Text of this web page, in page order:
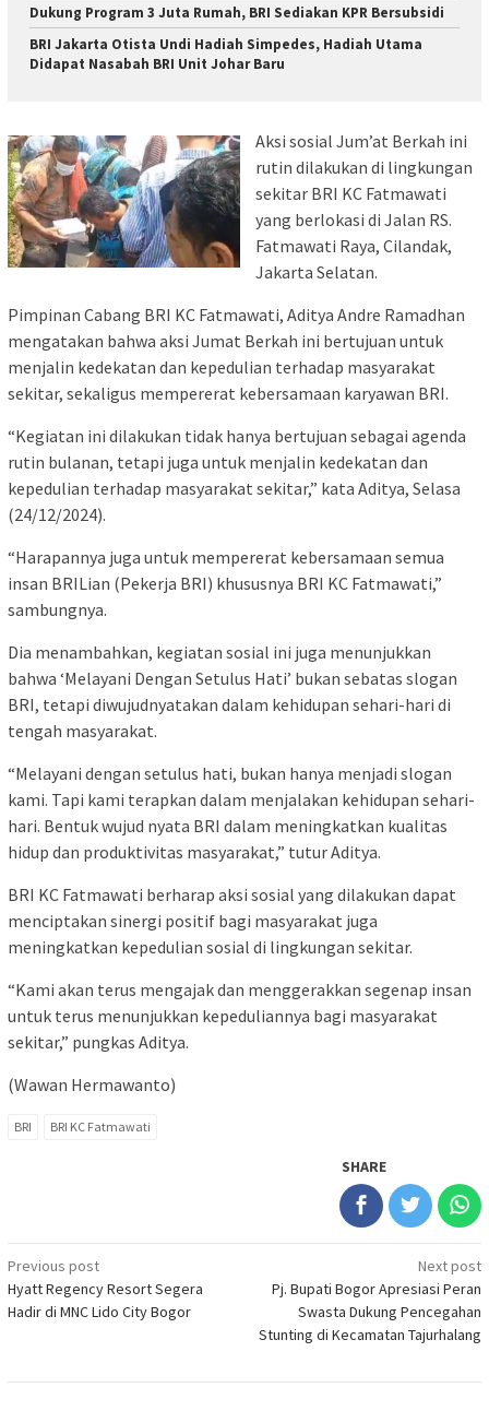
Dukung Program 3 Juta Rumah, BRI Sediakan KPR Bersubsidi
BRI Jakarta Otista Undi Hadiah Simpedes, Hadiah Utama
Didapat Nasabah BRI Unit Johar Baru
Aksi sosial Jum’at Berkah ini
rutin dilakukan di lingkungan
sekitar BRI KC Fatmawati
yang berlokasi di Jalan RS.
Fatmawati Raya, Cilandak,
Jakarta Selatan.
Pimpinan Cabang BRI KC Fatmawati, Aditya Andre Ramadhan
mengatakan bahwa aksi Jumat Berkah ini bertujuan untuk
menjalin kedekatan dan kepedulian terhadap masyarakat
sekitar, sekaligus mempererat kebersamaan karyawan BRI.
“Kegiatan ini dilakukan tidak hanya bertujuan sebagai agenda
rutin bulanan, tetapi juga untuk menjalin kedekatan dan
kepedulian terhadap masyarakat sekitar,” kata Aditya, Selasa
(24/12/2024).
“Harapannya juga untuk mempererat kebersamaan semua
insan BRILian (Pekerja BRI) khususnya BRI KC Fatmawati,”
sambungnya.
Dia menambahkan, kegiatan sosial ini juga menunjukkan
bahwa ‘Melayani Dengan Setulus Hati’ bukan sebatas slogan
BRI, tetapi diwujudnyatakan dalam kehidupan sehari-hari di
tengah masyarakat.
“Melayani dengan setulus hati, bukan hanya menjadi slogan
kami. Tapi kami terapkan dalam menjalakan kehidupan sehari-
hari. Bentuk wujud nyata BRI dalam meningkatkan kualitas
hidup dan produktivitas masyarakat,” tutur Aditya.
BRI KC Fatmawati berharap aksi sosial yang dilakukan dapat
menciptakan sinergi positif bagi masyarakat juga
meningkatkan kepedulian sosial di lingkungan sekitar.
“Kami akan terus mengajak dan menggerakkan segenap insan
untuk terus menunjukkan kepeduliannya bagi masyarakat
sekitar,” pungkas Aditya.
(Wawan Hermawanto)
BRI BRI KC Fatmawati
SHARE
Post
navigation
Previous post
Hyatt Regency Resort Segera
Hadir di MNC Lido City Bogor
Next post
Pj. Bupati Bogor Apresiasi Peran
Swasta Dukung Pencegahan
Stunting di Kecamatan Tajurhalang